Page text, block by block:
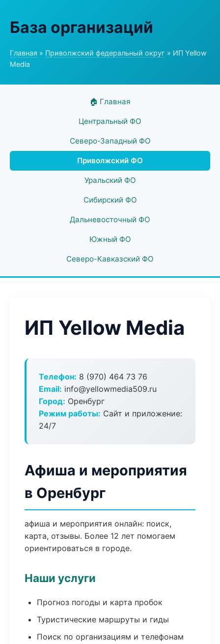
База организаций
Главная » Приволжский федеральный округ » ИП Yellow
Media
🏠 Главная
Центральный ФО
Северо-Западный ФО
Приволжский ФО
Уральский ФО
Сибирский ФО
Дальневосточный ФО
Южный ФО
Северо-Кавказский ФО
ИП Yellow Media
Телефон: 8 (970) 464 73 76
Email: info@yellowmedia509.ru
Город: Оренбург
Режим работы: Сайт и приложение:
24/7
Афиша и мероприятия
в Оренбург
афиша и мероприятия онлайн: поиск,
карта, отзывы. Более 12 лет помогаем
ориентироваться в городе.
Наши услуги
Прогноз погоды и карта пробок
Туристические маршруты и гиды
Поиск по организациям и телефонам